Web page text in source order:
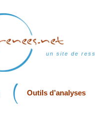
un site de
Outils d’analyses